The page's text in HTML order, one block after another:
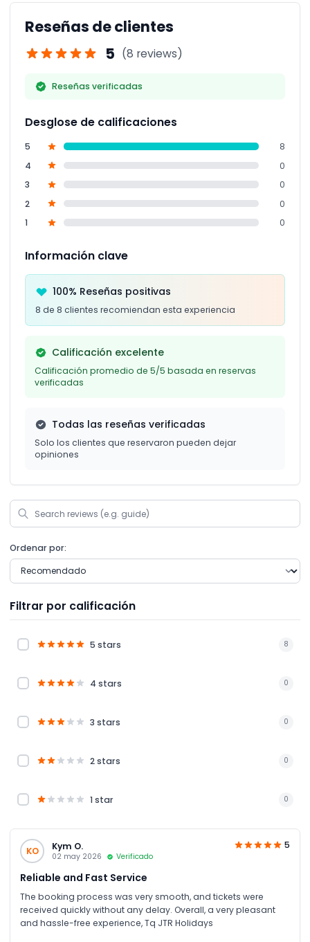
Reseñas de clientes
5 (8 reviews)
Reseñas verificadas
Desglose de calificaciones
5
8
4
0
3
0
2
0
1
0
Información clave
100% Reseñas positivas
8 de 8 clientes recomiendan esta experiencia
Calificación excelente
Calificación promedio de 5/5 basada en reservas
verificadas
Todas las reseñas verificadas
Solo los clientes que reservaron pueden dejar
opiniones
Ordenar por:
Filtrar por calificación
5 stars 8
4 stars 0
3 stars 0
2 stars 0
1 star 0
KO Kym O.
02 may 2026 Verificado
5
Reliable and Fast Service
The booking process was very smooth, and tickets were
received quickly without any delay. Overall, a very pleasant
and hassle-free experience, Tq JTR Holidays